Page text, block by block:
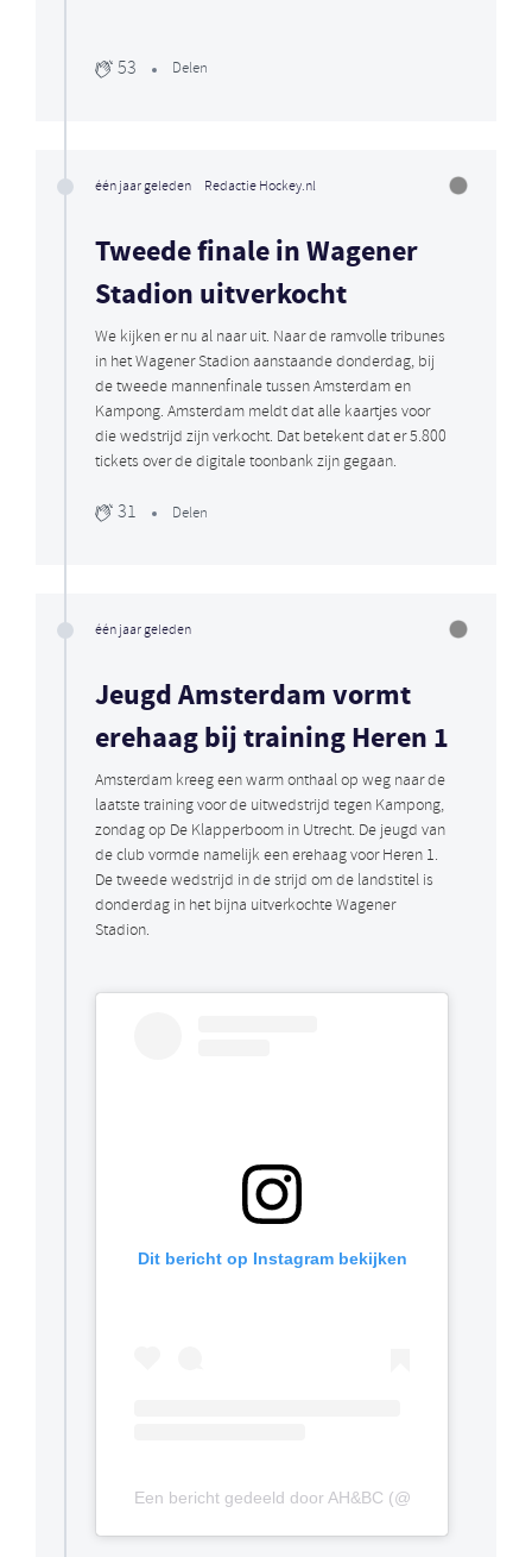
53 Delen
één jaar geleden Redactie Hockey.nl
Tweede finale in Wagener
Stadion uitverkocht
We kijken er nu al naar uit. Naar de ramvolle tribunes
in het Wagener Stadion aanstaande donderdag, bij
de tweede mannenfinale tussen Amsterdam en
Kampong. Amsterdam meldt dat alle kaartjes voor
die wedstrijd zijn verkocht. Dat betekent dat er 5.800
tickets over de digitale toonbank zijn gegaan.
31 Delen
één jaar geleden
Jeugd Amsterdam vormt
erehaag bij training Heren 1
Amsterdam kreeg een warm onthaal op weg naar de
laatste training voor de uitwedstrijd tegen Kampong,
zondag op De Klapperboom in Utrecht. De jeugd van
de club vormde namelijk een erehaag voor Heren 1.
De tweede wedstrijd in de strijd om de landstitel is
donderdag in het bijna uitverkochte Wagener
Stadion.
Dit bericht op Instagram bekijken
Een bericht gedeeld door AH&BC (@ahbchockey)